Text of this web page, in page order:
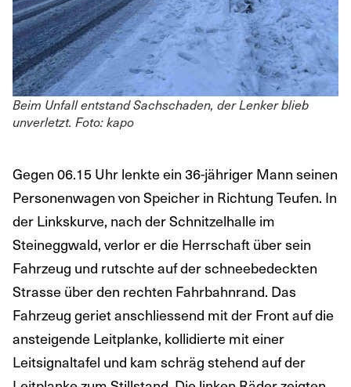
Beim Unfall entstand Sachschaden, der Lenker blieb
unverletzt. Foto: kapo
Gegen 06.15 Uhr lenkte ein 36-jähriger Mann seinen
Personenwagen von Speicher in Richtung Teufen. In
der Linkskurve, nach der Schnitzelhalle im
Steineggwald, verlor er die Herrschaft über sein
Fahrzeug und rutschte auf der schneebedeckten
Strasse über den rechten Fahrbahnrand. Das
Fahrzeug geriet anschliessend mit der Front auf die
ansteigende Leitplanke, kollidierte mit einer
Leitsignaltafel und kam schräg stehend auf der